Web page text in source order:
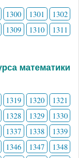
1300 1301
1302
1309 1310
1311
математики
1319 1320
1321
1328 1329
1330
1337 1338
1339
1346 1347
1348